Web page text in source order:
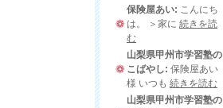
保険屋あい: こんにち
は。 ＞家に 続きを読
む
山梨県甲州市学習塾の
こばやし: 保険屋あい
様 いつも 続きを読む
山梨県甲州市学習塾の